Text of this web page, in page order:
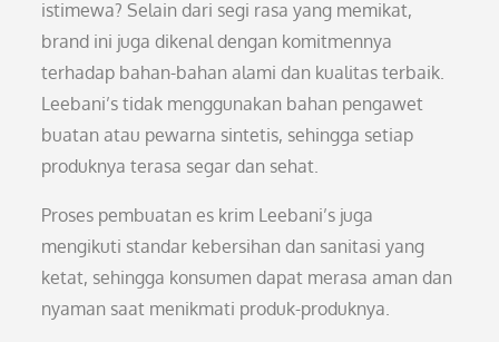
istimewa? Selain dari segi rasa yang memikat,
brand ini juga dikenal dengan komitmennya
terhadap bahan-bahan alami dan kualitas terbaik.
Leebani’s tidak menggunakan bahan pengawet
buatan atau pewarna sintetis, sehingga setiap
produknya terasa segar dan sehat.
Proses pembuatan es krim Leebani’s juga
mengikuti standar kebersihan dan sanitasi yang
ketat, sehingga konsumen dapat merasa aman dan
nyaman saat menikmati produk-produknya.